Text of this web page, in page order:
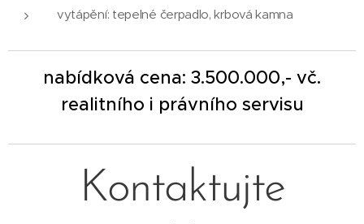
vytápění: tepelné čerpadlo, krbová kamna
nabídková cena: 3.500.000,- vč.
realitního i právního servisu
Kontaktujte